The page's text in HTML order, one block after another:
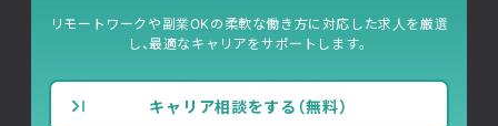
リモートワークや副業OKの柔軟な働き方に対応した求人を厳選
し、最適なキャリアをサポートします。
キャリア相談をする（無料）